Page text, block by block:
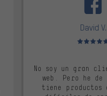
David V.
Valoración
No soy un gran
web. Pero he
tiene productos